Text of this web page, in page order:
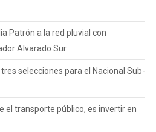
Patrón a la red pluvial con
Alvarado Sur
selecciones para el Nacional Sub-
el transporte público, es invertir en